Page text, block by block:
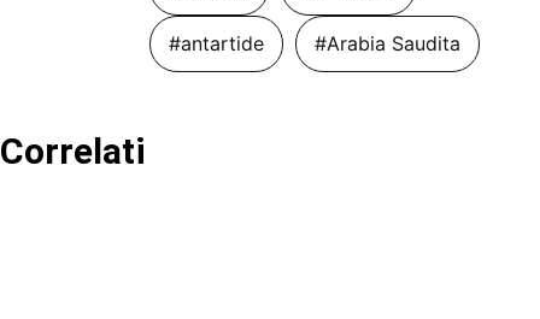
#antartide #Arabia Saudita
Correlati